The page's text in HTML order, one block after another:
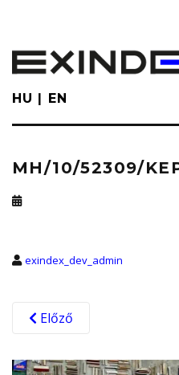
main
content
HU EN
MH/10/52309/
exindex_dev_admin
Előző